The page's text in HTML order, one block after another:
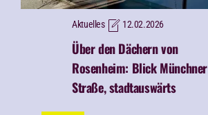
Aktuelles 12.02.2026
Über den Dächern von
Rosenheim: Blick Münchner
Straße, stadtauswärts